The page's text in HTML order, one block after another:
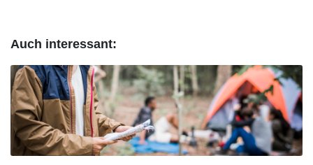
Auch interessant: